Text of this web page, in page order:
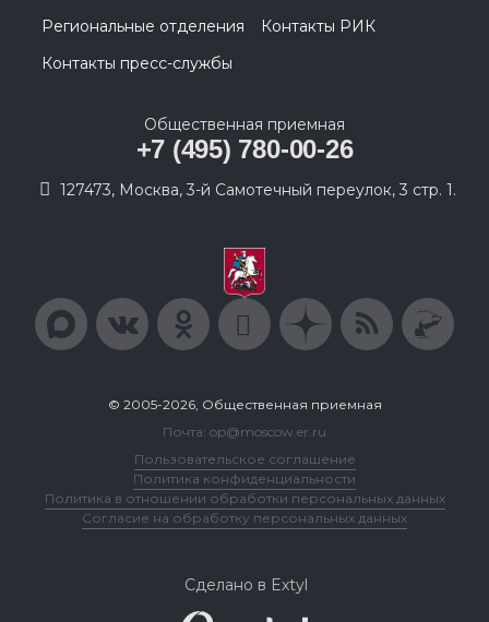
Региональные отделения
Контакты РИК
Контакты пресс-службы
Общественная приемная
+7 (495) 780-00-26
127473, Москва, 3-й Самотечный переулок, 3 стр. 1.
© 2005-2026, Общественная приемная
Почта: op@moscow.er.ru
Пользовательское соглашение
Политика конфиденциальности
Политика в отношении обработки персональных данных
Согласие на обработку персональных данных
Сделано в Extyl